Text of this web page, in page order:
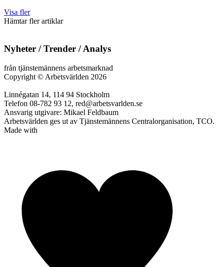
Visa fler
Hämtar fler artiklar
Nyheter / Trender / Analys
från tjänstemännens arbetsmarknad
Copyright © Arbetsvärlden 2026
Linnégatan 14, 114 94 Stockholm
Telefon 08-782 93 12, red@arbetsvarlden.se
Ansvarig utgivare: Mikael Feldbaum
Arbetsvärlden ges ut av Tjänstemännens Centralorganisation, TCO.
Made with